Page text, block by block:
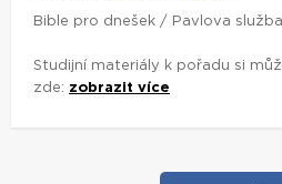
Bible pro dnešek / Pavlova
Studijní materiály k pořadu si
zde: zobrazit více